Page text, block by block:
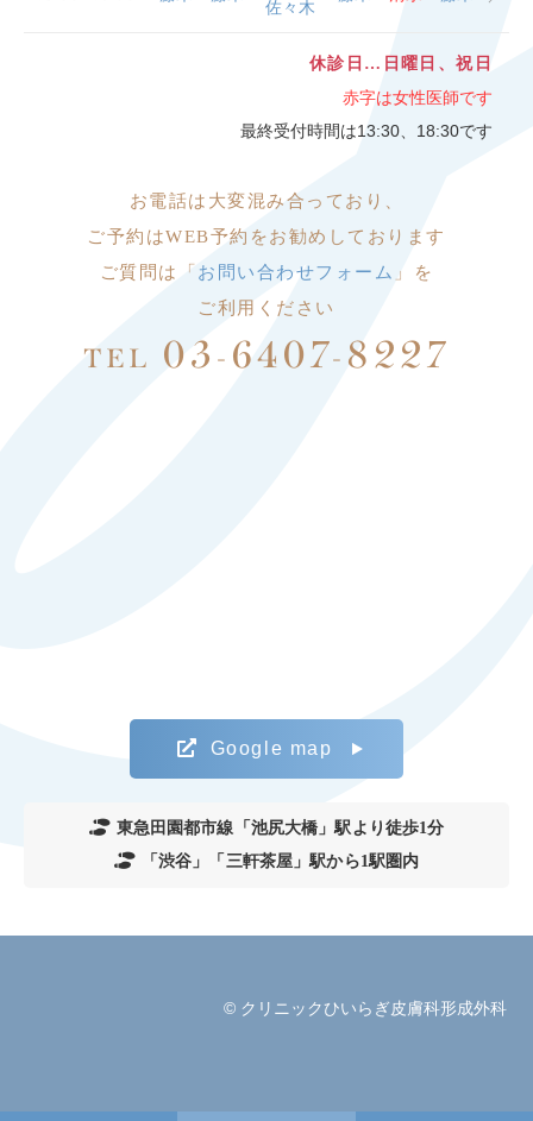
佐々木
休診日…日曜日、祝日
赤字は女性医師です
最終受付時間は13:30、18:30です
お電話は大変混み合っており、
ご予約はWEB予約をお勧めしております
ご質問は「 お問い合わせフォーム 」を
ご利用ください
TEL 03-6407-8227
Google map
東急田園都市線「池尻大橋」駅より徒歩1分
「渋谷」「三軒茶屋」駅から1駅圏内
© クリニックひいらぎ皮膚科形成外科